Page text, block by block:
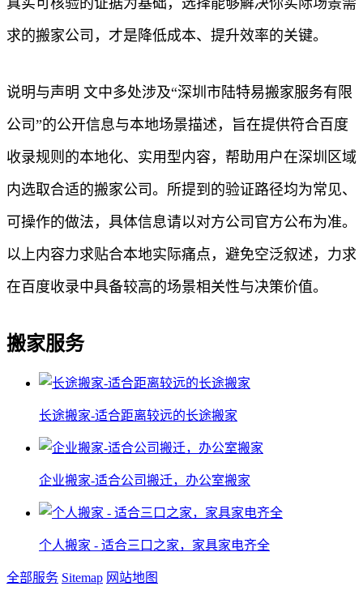
求的搬家公司，才是降低成本、提升效率的关键。
说明与声明 文中多处涉及“深圳市陆特易搬家服务有限
公司”的公开信息与本地场景描述，旨在提供符合百度
收录规则的本地化、实用型内容，帮助用户在深圳区域
内选取合适的搬家公司。所提到的验证路径均为常见、
可操作的做法，具体信息请以对方公司官方公布为准。
以上内容力求贴合本地实际痛点，避免空泛叙述，力求
在百度收录中具备较高的场景相关性与决策价值。
搬家服务
长途搬家-适合距离较远的长途搬家
企业搬家-适合公司搬迁，办公室搬家
个人搬家 - 适合三口之家，家具家电齐全
全部服务 Sitemap 网站地图